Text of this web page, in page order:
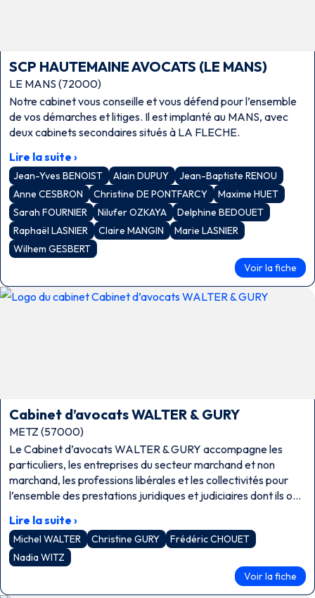
SCP HAUTEMAINE AVOCATS (LE MANS)
LE MANS (72000)
Notre cabinet vous conseille et vous défend pour l’ensemble
de vos démarches et litiges. Il est implanté au MANS, avec
deux cabinets secondaires situés à LA FLECHE.
Lire la suite ›
Jean-Yves BENOIST Alain DUPUY
Jean-Baptiste RENOU
Anne CESBRON
Christine DE PONTFARCY
Maxime HUET
Sarah FOURNIER
Nilufer OZKAYA
Delphine BEDOUET
Raphaël LASNIER
Claire MANGIN
Marie LASNIER
Wilhem GESBERT
Voir la fiche
Cabinet d’avocats WALTER & GURY
METZ (57000)
Le Cabinet d’avocats WALTER & GURY accompagne les
particuliers, les entreprises du secteur marchand et non
marchand, les professions libérales et les collectivités pour
l’ensemble des prestations juridiques et judiciaires dont ils ont
Lire la suite ›
Michel WALTER Christine GURY
Frédéric CHOUET
Nadia WITZ
Voir la fiche